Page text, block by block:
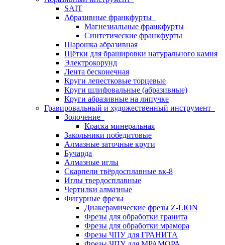
SAIT
Абразивные франкфурты
Магнезиальные франкфурты
Синтетические франкфурты
Шарошка абразивная
Щётки для брашировки натурального камня
Электрокорунд
Лента бесконечная
Круги лепестковые торцевые
Круги шлифовальные (абразивные)
Круги абразивные на липучке
Гравировальный и художественный инструмент
Золочение
Краска минеральная
Закольники победитовые
Алмазные заточные круги
Бучарда
Алмазные иглы
Скарпели твёрдосплавные вк-8
Иглы твердосплавные
Чертилки алмазные
Фигурные фрезы
Диакерамические фрезы Z-LION
Фрезы для обработки гранита
Фрезы для обработки мрамора
Фрезы ЧПУ для ГРАНИТА